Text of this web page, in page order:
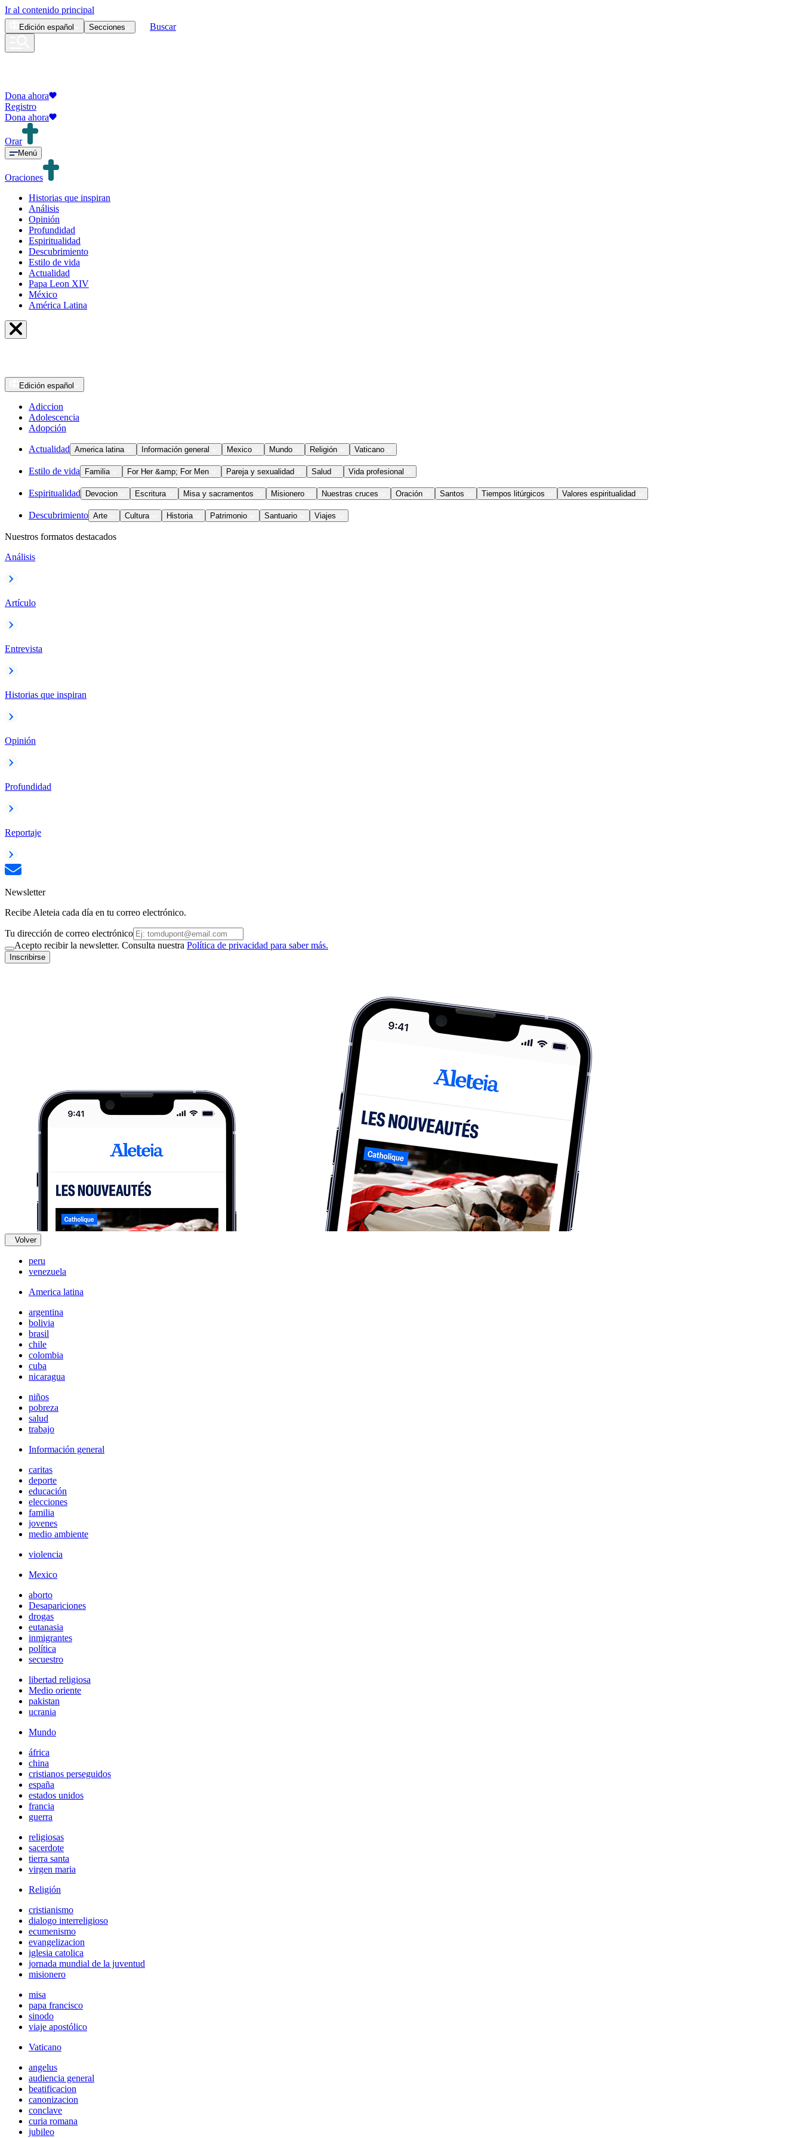
Ir al contenido principal
Edición español Secciones Buscar
Dona ahora
Registro
Dona ahora
Orar
Menú
Oraciones
Historias que inspiran
Análisis
Opinión
Profundidad
Espiritualidad
Descubrimiento
Estilo de vida
Actualidad
Papa Leon XIV
México
América Latina
Edición español
Adiccion
Adolescencia
Adopción
Actualidad America latina Información general Mexico Mundo Religión Vaticano
Estilo de vida Familia For Her &amp; For Men Pareja y sexualidad Salud Vida profesional
Espiritualidad Devocion Escritura Misa y sacramentos Misionero Nuestras cruces Oración Santos Tiempos litúrgicos Valores espiritualidad
Descubrimiento Arte Cultura Historia Patrimonio Santuario Viajes
Nuestros formatos destacados
Análisis
Artículo
Entrevista
Historias que inspiran
Opinión
Profundidad
Reportaje
Newsletter
Recibe Aleteia cada día en tu correo electrónico.
Tu dirección de correo electrónico
Acepto recibir la newsletter. Consulta nuestra Política de privacidad para saber más.
Inscribirse
Volver
peru
venezuela
America latina
argentina
bolivia
brasil
chile
colombia
cuba
nicaragua
niños
pobreza
salud
trabajo
Información general
caritas
deporte
educación
elecciones
familia
jovenes
medio ambiente
violencia
Mexico
aborto
Desapariciones
drogas
eutanasia
inmigrantes
política
secuestro
libertad religiosa
Medio oriente
pakistan
ucrania
Mundo
áfrica
china
cristianos perseguidos
españa
estados unidos
francia
guerra
religiosas
sacerdote
tierra santa
virgen maria
Religión
cristianismo
dialogo interreligioso
ecumenismo
evangelizacion
iglesia catolica
jornada mundial de la juventud
misionero
misa
papa francisco
sinodo
viaje apostólico
Vaticano
angelus
audiencia general
beatificacion
canonizacion
conclave
curia romana
jubileo